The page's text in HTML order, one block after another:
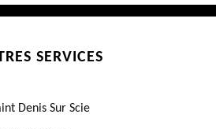
SERVICES
Denis Sur Scie